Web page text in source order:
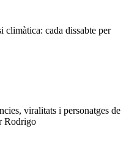
cada dissabte per
viralitats i personatges de
Rodrigo